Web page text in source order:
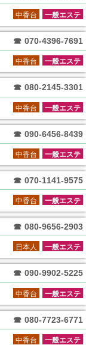
一般エステ
中香台
☎ 070-4396-7691
一般エステ
中香台
☎ 080-2145-3301
一般エステ
中香台
☎ 090-6456-8439
一般エステ
中香台
☎ 070-1141-9575
一般エステ
中香台
☎ 080-9656-2903
一般エステ
日本人
☎ 090-9902-5225
一般エステ
中香台
☎ 080-7723-6771
一般エステ
中香台